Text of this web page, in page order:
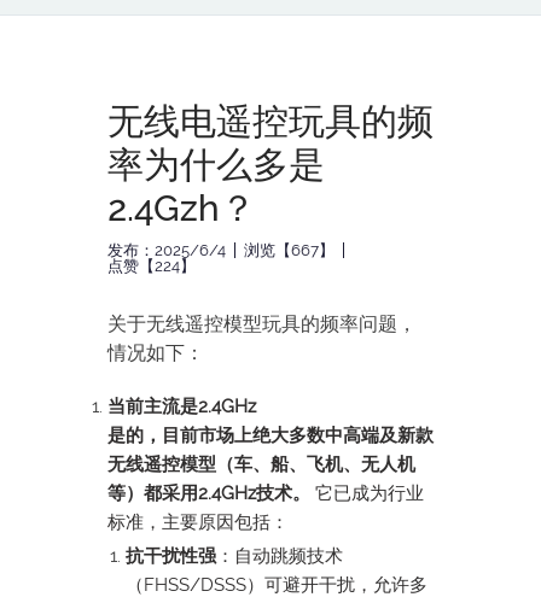
无线电遥控玩具的频
率为什么多是
2.4Gzh？
发布：2025/6/4
浏览【667】
点赞【224】
关于无线遥控模型玩具的频率问题，
情况如下：
当前主流是2.4GHz
是的，目前市场上绝大多数中高端及新款
无线遥控模型（车、船、飞机、无人机
等）都采用2.4GHz技术。
它已成为行业
标准，主要原因包括：
抗干扰性强 ：自动跳频技术
（FHSS/DSSS）可避开干扰，允许多